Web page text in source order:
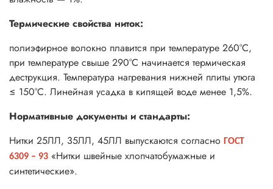
Термические свойства ниток:
полиэфирное волокно плавится при температуре 260°С,
при температуре свыше 290°С начинается термическая
деструкция. Температура нагревания нижней плиты утюга
≤ 150°С. Линейная усадка в кипящей воде менее 1,5%.
Нормативные документы и стандарты:
Нитки 25ЛЛ, 35ЛЛ, 45ЛЛ выпускаются согласно ГОСТ
6309 – 93 «Нитки швейные хлопчатобумажные и
синтетические».